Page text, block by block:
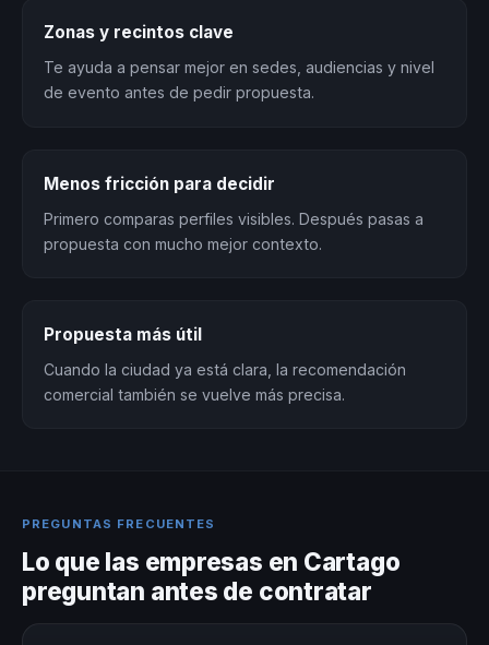
Zonas y recintos clave
Te ayuda a pensar mejor en sedes, audiencias y nivel
de evento antes de pedir propuesta.
Menos fricción para decidir
Primero comparas perfiles visibles. Después pasas a
propuesta con mucho mejor contexto.
Propuesta más útil
Cuando la ciudad ya está clara, la recomendación
comercial también se vuelve más precisa.
PREGUNTAS FRECUENTES
Lo que las empresas en Cartago
preguntan antes de contratar